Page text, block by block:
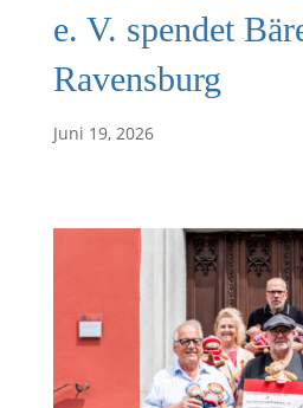
e. V. spendet
Ravensburg
Juni 19, 2026